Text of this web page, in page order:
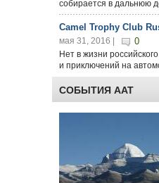
собирается в дальнюю
Встретите парня в
...
Camel Trophy Club
мая 31, 2016 | 0
Нет в жизни
и приключений на
рекламная акция Camel
СОБЫТИЯ ААТ